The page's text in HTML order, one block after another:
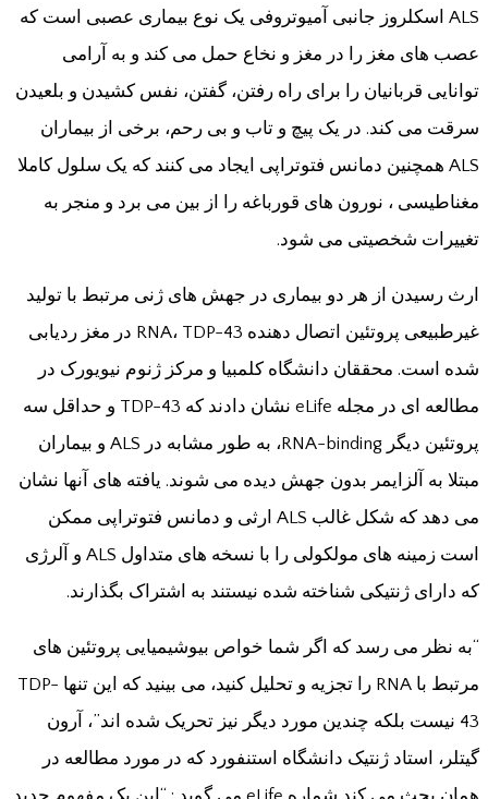
ALS اسکلروز جانبی آمیوتروفی یک نوع بیماری عصبی است که
عصب های مغز را در مغز و نخاع حمل می کند و به آرامی
توانایی قربانیان را برای راه رفتن، گفتن، نفس کشیدن و بلعیدن
سرقت می کند. در یک پیچ و تاب و بی رحم، برخی از بیماران
ALS همچنین دمانس فتوتراپی ایجاد می کنند که یک سلول کاملا
مغناطیسی ، نورون های قورباغه را از بین می برد و منجر به
تغییرات شخصیتی می شود.
ارث رسیدن از هر دو بیماری در جهش های ژنی مرتبط با تولید
غیرطبیعی پروتئین اتصال دهنده RNA، TDP-43 در مغز ردیابی
شده است. محققان دانشگاه کلمبیا و مرکز ژنوم نیویورک در
مطالعه ای در مجله eLife نشان دادند که TDP-43 و حداقل سه
پروتئین دیگر RNA-binding، به طور مشابه در ALS و بیماران
مبتلا به آلزایمر بدون جهش دیده می شوند. یافته های آنها نشان
می دهد که شکل غالب ALS ارثی و دمانس فتوتراپی ممکن
است زمینه های مولکولی را با نسخه های متداول ALS و آلرژی
که دارای ژنتیکی شناخته شده نیستند به اشتراک بگذارند.
“به نظر می رسد که اگر شما خواص بیوشیمیایی پروتئین های
مرتبط با RNA را تجزیه و تحلیل کنید، می بینید که این تنها TDP-
43 نیست بلکه چندین مورد دیگر نیز تحریک شده اند”، آرون
گیتلر، استاد ژنتیک دانشگاه استنفورد که در مورد مطالعه در